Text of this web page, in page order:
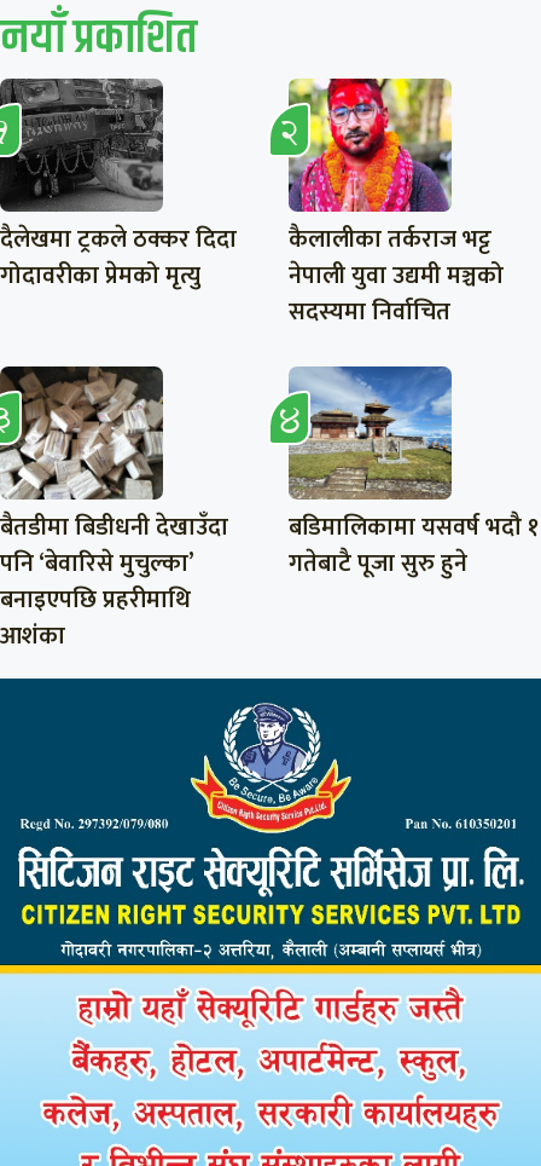
नयाँ प्रकाशित
दैलेखमा ट्रकले ठक्कर दिदा
गोदावरीका प्रेमको मृत्यु
कैलालीका तर्कराज भट्ट
नेपाली युवा उद्यमी मञ्चको
सदस्यमा निर्वाचित
बैतडीमा बिडीधनी देखाउँदा
पनि ‘बेवारिसे मुचुल्का’
बनाइएपछि प्रहरीमाथि
आशंका
बडिमालिकामा यसवर्ष भदौ १
गतेबाटै पूजा सुरु हुने